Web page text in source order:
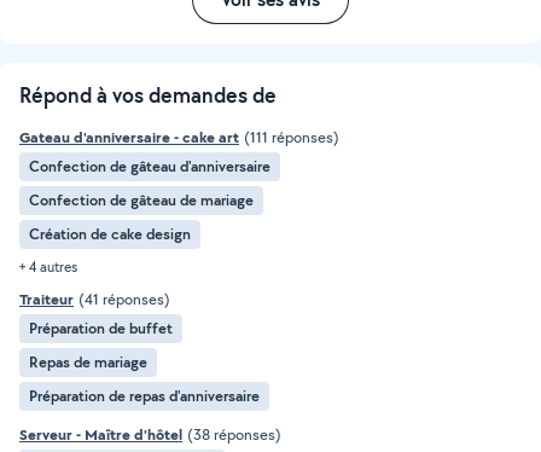
Répond à vos demandes de
Gateau d'anniversaire - cake art (111 réponses)
Confection de gâteau d'anniversaire
Confection de gâteau de mariage
Création de cake design
+ 4 autres
Traiteur (41 réponses)
Préparation de buffet
Repas de mariage
Préparation de repas d'anniversaire
Serveur - Maître d'hôtel (38 réponses)